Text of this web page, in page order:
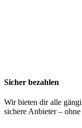
Sicher bezahlen
Wir bieten dir alle
sichere Anbieter –